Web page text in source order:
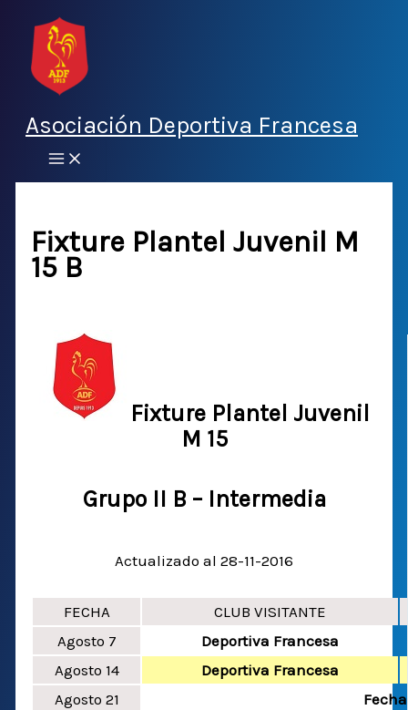
contenido
Asociación Deportiva Francesa
Fixture Plantel Juvenil M
15 B
Fixture Plantel Juvenil
M 15
Grupo II B – Intermedia
Actualizado al 28-11-2016
FECHA
CLUB VISITANTE
Agosto 7
Deportiva Francesa
Agosto 14
Deportiva Francesa
Agosto 21